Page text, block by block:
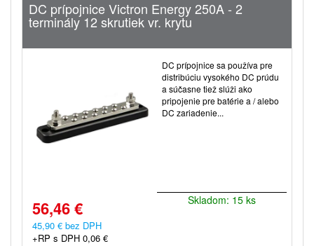
DC prípojnice Victron Energy 250A - 2
terminály 12 skrutiek vr. krytu
DC prípojnice sa používa pre
distribúciu vysokého DC prúdu
a súčasne tiež slúži ako
pripojenie pre batérie a / alebo
DC zariadenie...
56,46 €
45,90 € bez DPH
+RP s DPH 0,06 €
Skladom: 15 ks